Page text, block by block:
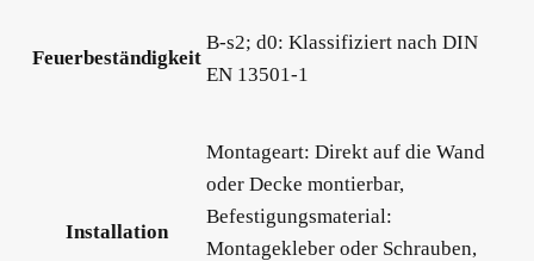
Feuerbeständigkeit
B-s2; d0: Klassifiziert nach DIN
EN 13501-1
Installation
Montageart: Direkt auf die Wand
oder Decke montierbar,
Befestigungsmaterial:
Montagekleber oder Schrauben,